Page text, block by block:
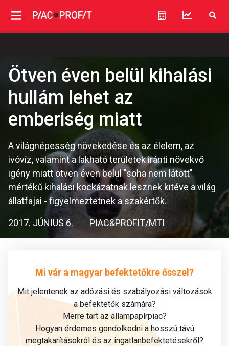
Ötven éven belül kihalási
hullám lehet az
emberiség miatt
A világnépesség növekedése és az élelem, az
ivóvíz, valamint a lakható területek iránti növekvő
igény miatt ötven éven belül "soha nem látott"
mértékű kihalási kockázatnak lesznek kitéve a világ
állatfajai - figyelmeztetnek a szakértők.
2017. JÚNIUS 6. PIAC&PROFIT/MTI
Mi vár a magyar befektetőkre ősszel?
Mit jelentenek az adózási és szabályozási változások
a befektetők számára?
Merre tart az állampapírpiac?
Hogyan érdemes gondolkodni a hosszú távú
megtakarításokról és az ingatlanbefektetésekről?